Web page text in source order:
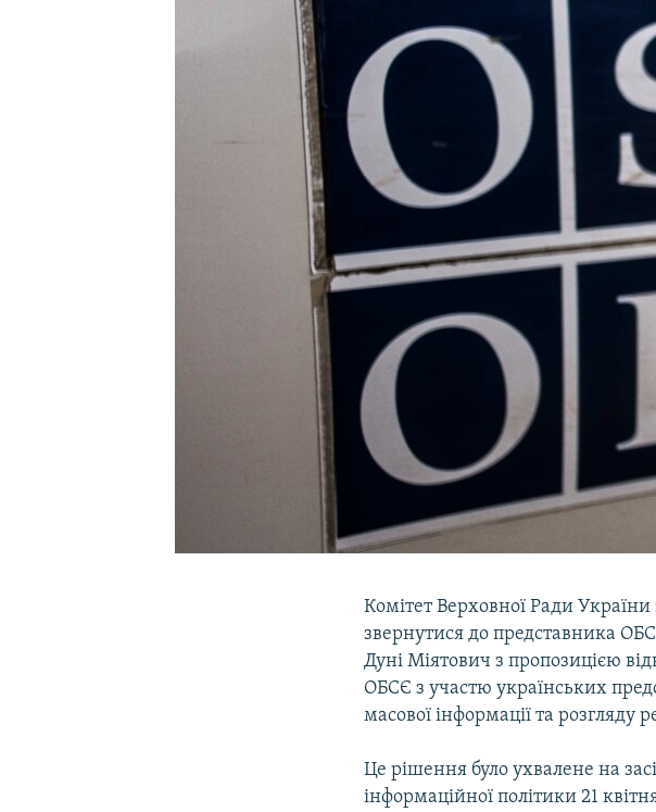
Комітет Верховної Ради
звернутися до представника
Дуні Міятович з пропозицією
ОБСЄ з участю українських
масової інформації та розгляду
Це рішення було ухвалене на
інформаційної політики 21